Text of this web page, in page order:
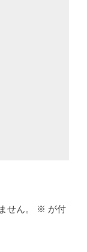
せん。 ※ が付